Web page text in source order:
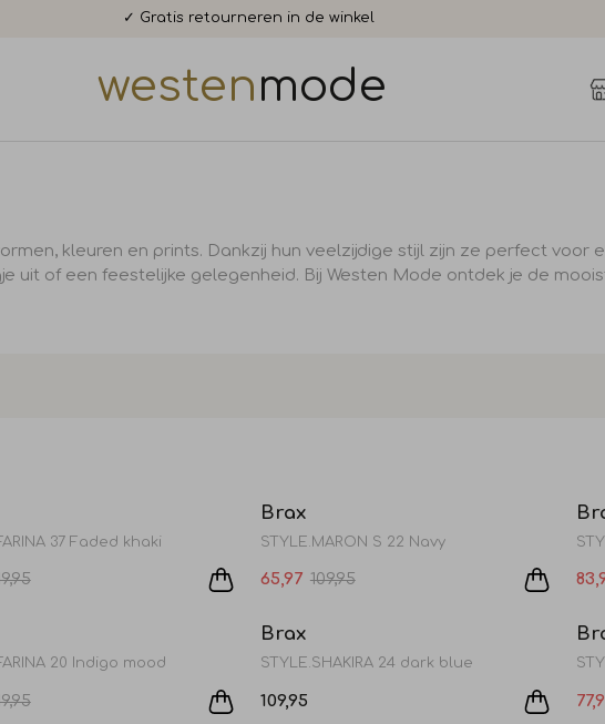
✓ Gratis retourneren in de winkel
✓ Voor 15:00 uur besteld, morgen in huis!
westenmode
kleuren en prints. Dankzij hun veelzijdige stijl zijn ze perfect voor
uit of een feestelijke gelegenheid. Bij Westen Mode ontdek je de
37 Faded khaki
Brax
STYLE.MARON S 22 Navy
65,97 109,95
Sale
20 Indigo mood
Brax
STYLE.SHAKIRA 24 dark blue
109,95
Sale Sale